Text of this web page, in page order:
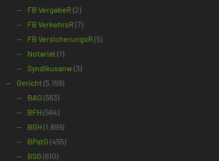
FB VergabeR (2)
FB VerkehrsR (7)
FB VersicherungsR (5)
Notariat (1)
Syndikusanw (3)
Gericht (5.159)
BAG (563)
BFH (564)
BGH (1.899)
BPatG (455)
BSG (610)